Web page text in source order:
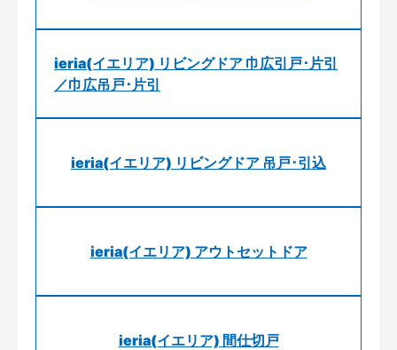
ieria(イエリア) リビングドア 巾広引戸･片引
／巾広吊戸･片引
ieria(イエリア) リビングドア 吊戸･引込
ieria(イエリア) アウトセットドア
ieria(イエリア) 間仕切戸